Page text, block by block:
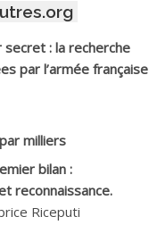
ben Kaddour
le Coiffeur
secret : la recherche
par l’armée française
milliers
bilan :
reconnaissance.
Riceputi